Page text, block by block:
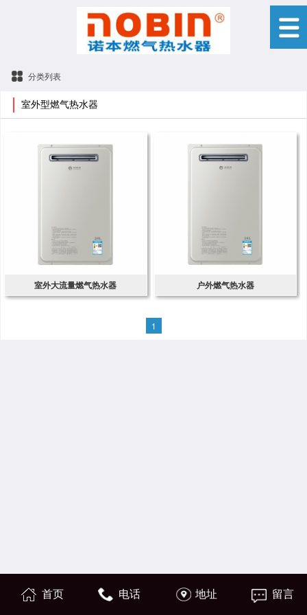
分类列表
室外型燃气热水器
室外大流量燃气热水器 户外燃气热水器
1
首页 电话 地址 留言